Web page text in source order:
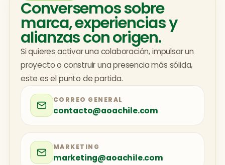
Conversemos sobre
marca, experiencias y
alianzas con origen.
Si quieres activar una colaboración, impulsar un
proyecto o construir una presencia más sólida,
este es el punto de partida.
CORREO GENERAL
contacto@aoachile.com
MARKETING
marketing@aoachile.com